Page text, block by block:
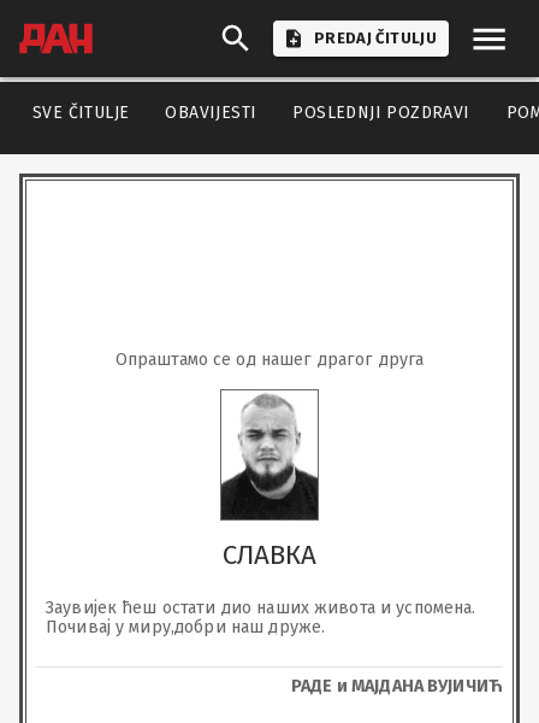
PREDAJ ČITULJU
SVE ČITULJE OBAVIJESTI POSLEDNJI POZDRAVI
Опраштамо се од нашег драгог друга
СЛАВКА
Заувијек ћеш остати дио наших живота и успомена.
Почивај у миру,добри наш друже.
РАДЕ и МАЈДАНА ВУЈИЧИЋ